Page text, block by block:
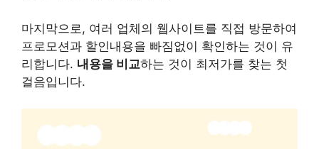
마지막으로, 여러 업체의 웹사이트를 직접 방문하여
프로모션과 할인내용을 빠짐없이 확인하는 것이 유
리합니다. 내용을 비교하는 것이 최저가를 찾는 첫
걸음입니다.